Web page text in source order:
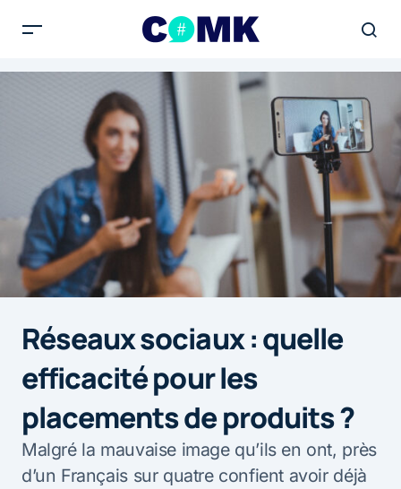
Réseaux sociaux : quelle
efficacité pour les
placements de produits ?
Malgré la mauvaise image qu’ils en ont, près
d’un Français sur quatre confient avoir déjà